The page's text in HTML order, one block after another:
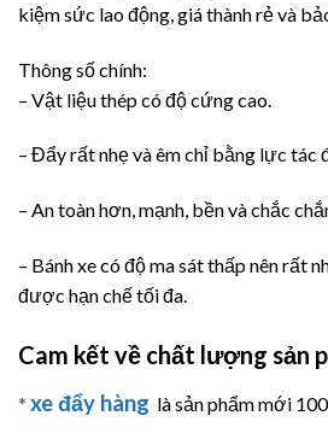
kiệm sức lao động, giá thành rẻ và
Thông số chính:
– Vật liệu thép có độ cứng cao.
– Đẩy rất nhẹ và êm chỉ bằng lực tác
– An toàn hơn, mạnh, bền và chắc
– Bánh xe có độ ma sát thấp nên rất
được hạn chế tối đa.
Cam kết về chất lượng sản
* xe đẩy hàng là sản phẩm mới